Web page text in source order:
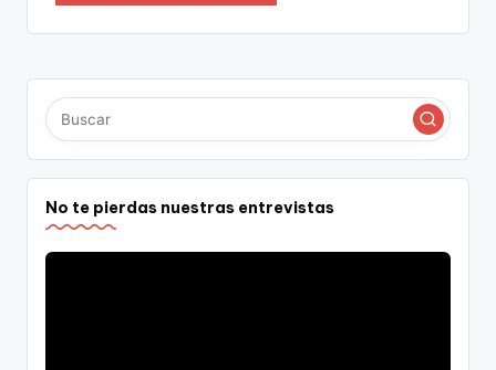
No te pierdas nuestras entrevistas